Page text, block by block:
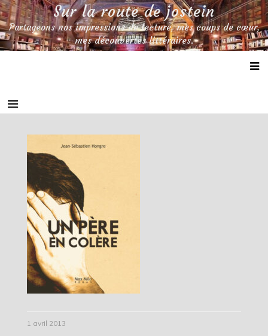
Skip
to
content
Sur la route de jostein
Partageons nos impressions de lecture, mes coups de cœur,
mes découvertes littéraires.
1 avril 2013